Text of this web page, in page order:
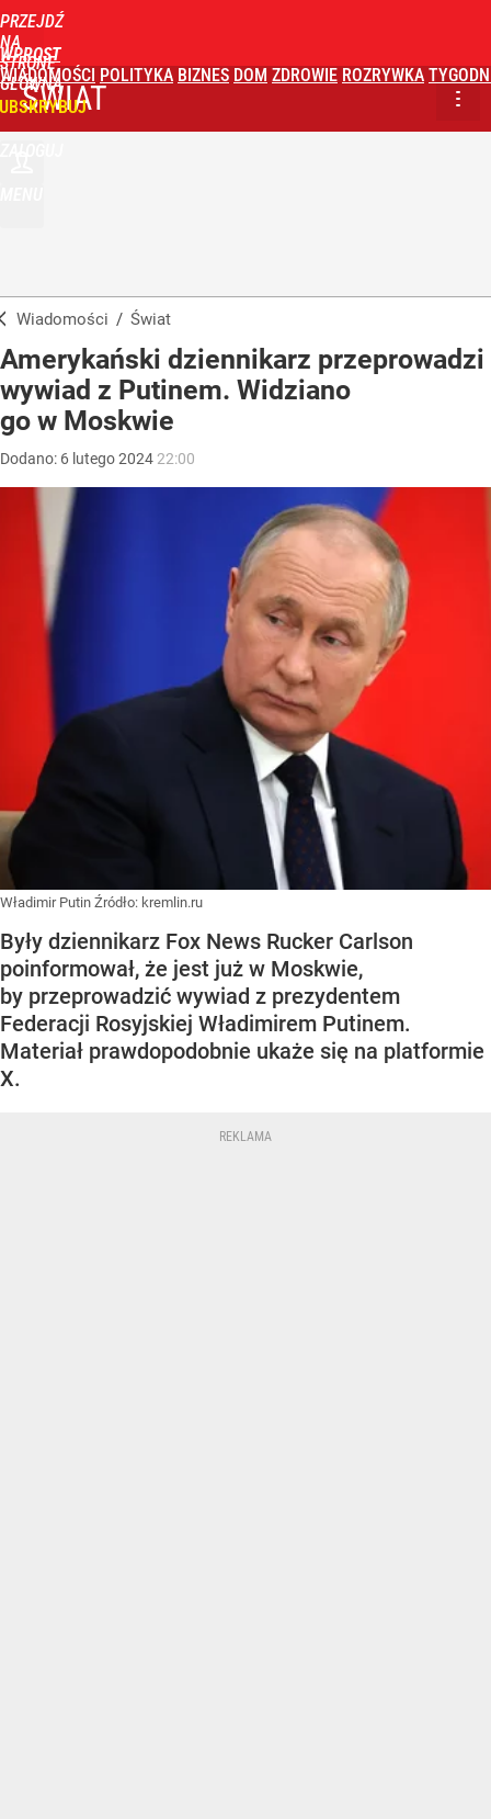
PRZEJDŹ
NA
STRONĘ
GŁÓWNĄ
WPROST
WIADOMOŚCI POLITYKA BIZNES DOM ZDROWIE ROZRYWKA
ŚWIAT
Wiadomości / Świat
Amerykański dziennikarz przeprowadzi
wywiad z Putinem. Widziano
go w Moskwie
Dodano: 6 lutego2024 22:00
Władimir Putin Źródło: kremlin.ru
Były dziennikarz Fox News Rucker Carlson
poinformował, że jest już w Moskwie,
by przeprowadzić wywiad z prezydentem
Federacji Rosyjskiej Władimirem Putinem.
Materiał prawdopodobnie ukaże się na platformie
X.